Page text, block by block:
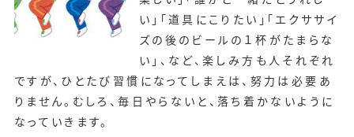
い」「道具にこりたい」「エクササイ
ズの後のビールの１杯がたまらな
い」、など、楽しみ方も人それぞれ
ですが、ひとたび習慣になってしまえは、努力は必要あ
りません。むしろ、毎日やらないと、落ち着かないように
なっていきます。